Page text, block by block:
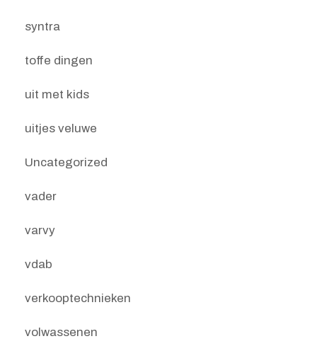
syntra
toffe dingen
uit met kids
uitjes veluwe
Uncategorized
vader
varvy
vdab
verkooptechnieken
volwassenen